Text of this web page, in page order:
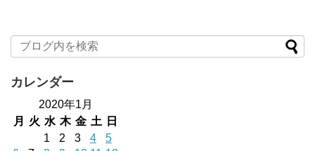
カレンダー
2020年1月
月
火 水 木 金 土
日
1
2 3 4
5